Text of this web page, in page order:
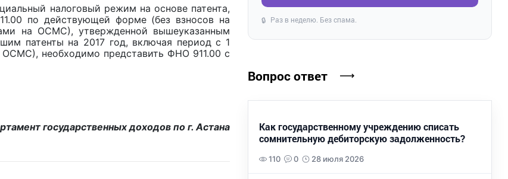
налоговый режим на основе патента,
по действующей форме (без взносов на
на ОСМС), утвержденной вышеуказанным
патенты на 2017 год, включая период с 1
необходимо представить ФНО 911.00 с
государственных доходов по г. Астана
🔒 Раз в неделю. Без спама.
Вопрос ответ
Как государственному учреждению списать
сомнительную дебиторскую задолженность?
110 0 28 июля 2026